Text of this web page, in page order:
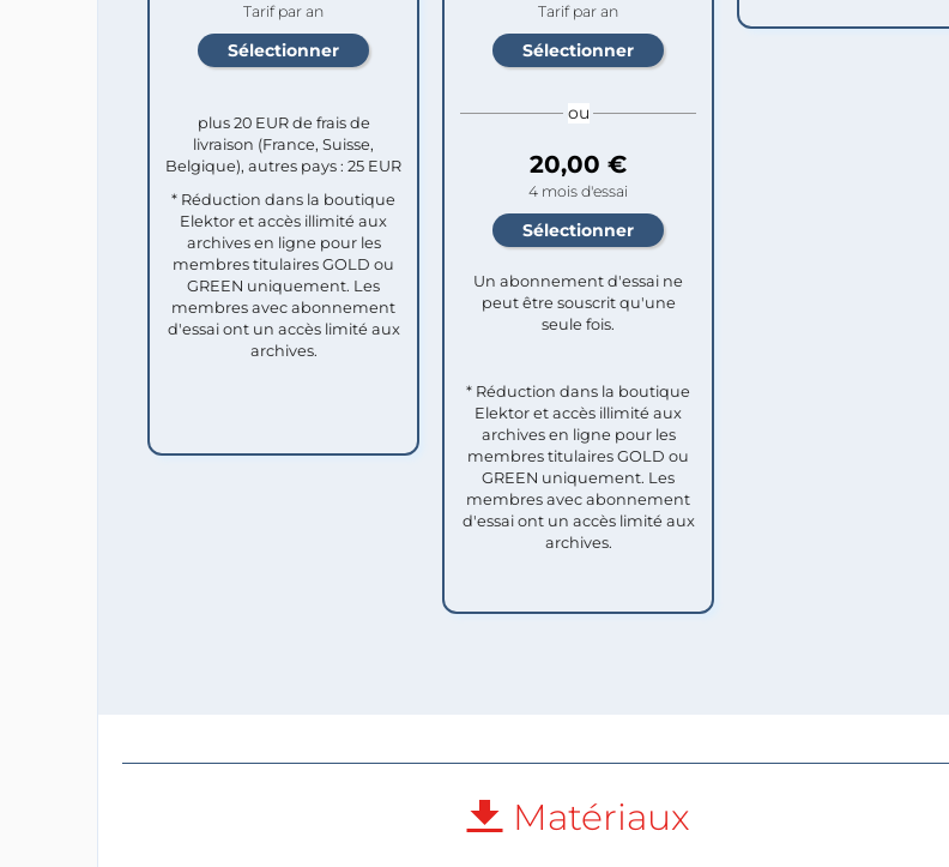
Tarif par an
plus 20 EUR de frais de
livraison (France, Suisse,
Belgique), autres pays : 25 EUR
* Réduction dans la boutique
Elektor et accès illimité aux
archives en ligne pour les
membres titulaires GOLD ou
GREEN uniquement. Les
membres avec abonnement
d'essai ont un accès limité aux
archives.
Tarif par an
ou
20,00 €
4 mois d'essai
Un abonnement d'essai ne
peut être souscrit qu'une
seule fois.​
* Réduction dans la boutique
Elektor et accès illimité aux
archives en ligne pour les
membres titulaires GOLD ou
GREEN uniquement. Les
membres avec abonnement
d'essai ont un accès limité aux
archives.
Matériaux